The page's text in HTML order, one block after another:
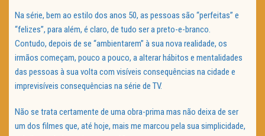
Na série, bem ao estilo dos anos 50, as pessoas são “perfeitas” e
“felizes”, para além, é claro, de tudo ser a preto-e-branco.
Contudo, depois de se “ambientarem” à sua nova realidade, os
irmãos começam, pouco a pouco, a alterar hábitos e mentalidades
das pessoas à sua volta com visíveis consequências na cidade e
imprevisíveis consequências na série de TV.
Não se trata certamente de uma obra-prima mas não deixa de ser
um dos filmes que, até hoje, mais me marcou pela sua simplicidade,